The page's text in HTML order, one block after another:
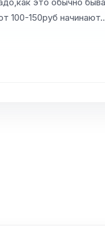
100-150руб